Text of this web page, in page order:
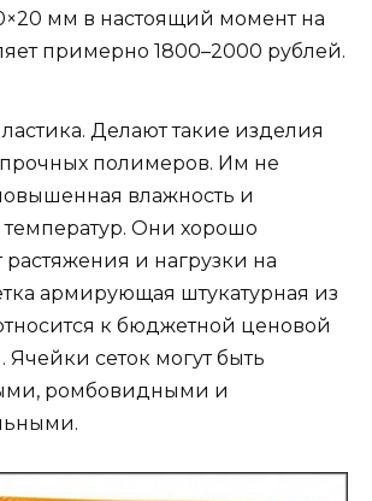
мм в настоящий момент на
примерно 1800–2000 рублей.
Делают такие изделия
полимеров. Им не
влажность и
Они хорошо
растяжения и нагрузки на
армирующая штукатурная из
к бюджетной ценовой
Ячейки сеток могут быть
ромбовидными и